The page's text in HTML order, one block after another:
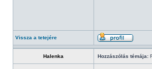
Vissza a tetejére
Halenka Hozzászólás témája: